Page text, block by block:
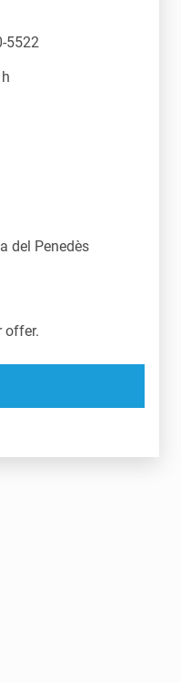
5522
del Penedès
offer.